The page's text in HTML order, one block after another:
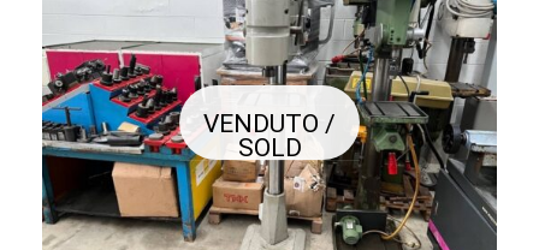
VENDUTO /
SOLD